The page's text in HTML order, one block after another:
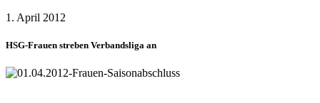
1. April 2012
HSG-Frauen streben Verbandsliga an